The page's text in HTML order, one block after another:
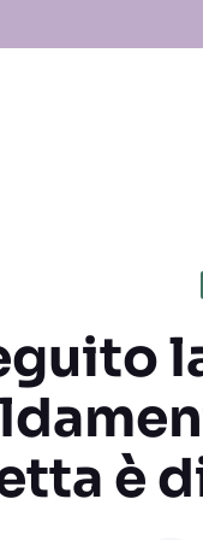
è